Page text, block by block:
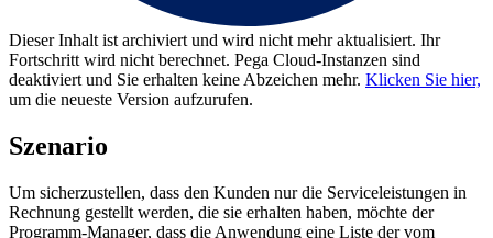
Dieser Inhalt ist archiviert und wird nicht mehr aktualisiert. Ihr
Fortschritt wird nicht berechnet. Pega Cloud-Instanzen sind
deaktiviert und Sie erhalten keine Abzeichen mehr. Klicken Sie hier,
um die neueste Version aufzurufen.
Szenario
Um sicherzustellen, dass den Kunden nur die Serviceleistungen in
Rechnung gestellt werden, die sie erhalten haben, möchte der
Programm-Manager, dass die Anwendung eine Liste der vom